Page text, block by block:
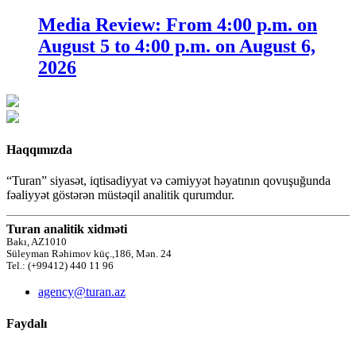
Media Review: From 4:00 p.m. on
August 5 to 4:00 p.m. on August 6,
2026
Haqqımızda
“Turan” siyasət, iqtisadiyyat və cəmiyyət həyatının qovuşuğunda
fəaliyyət göstərən müstəqil analitik qurumdur.
Turan analitik xidməti
Bakı, AZ1010
Süleyman Rəhimov küç.,186, Mən. 24
Tel.: (+99412) 440 11 96
agency@turan.az
Faydalı